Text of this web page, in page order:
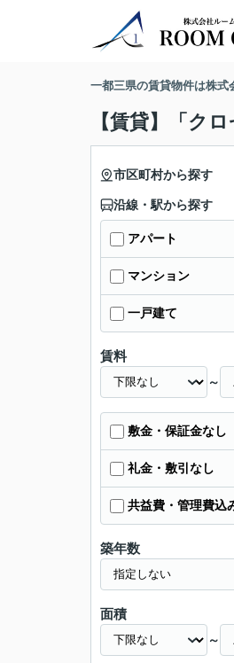
一都三県の賃貸物件は株式
【賃貸】「ク
市区町村から探す
沿線・駅から探す
アパート
マンション
一戸建て
賃料
～
敷金・保証金なし
礼金・敷引なし
共益費・管理費込
築年数
面積
～